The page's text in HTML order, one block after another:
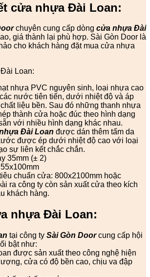
cửa nhựa Đài Loan:
chuyên cung cấp dòng cửa nhựa Đài
giá thành lại phù hợp. Sài Gòn Door là
cho khách hàng đặt mua cửa nhựa
Loan:
nhựa PVC nguyên sinh, loại nhựa cao
nước tiên tiến, dưới nhiệt độ và áp
liệu bền. Sau đó những thanh nhựa
thành cửa hoặc đúc theo hình dạng
với nhiều hình dạng khác nhau.
Đài Loan được dán thêm tấm da
được ép dưới nhiệt độ cao với loại
sự liên kết chắc chắn.
35mm (± 2)
chuẩn cửa: 800x2100mm hoặc
ra công ty còn sản xuất cửa theo kích
khách hàng.
nhựa Đài Loan:
tại công ty Sài Gòn Doorcung cấp hội
bật như:
được sản xuất theo công nghệ hiện
cửa có độ bền cao, chịu va đập